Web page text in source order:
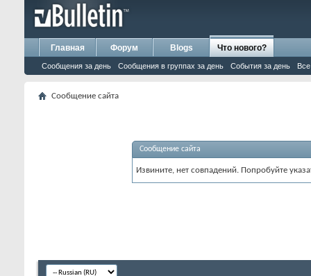
Главная Форум Blogs Что нового?
Сообщения за день Сообщения в группах за день События за день
Сообщение сайта
Сообщение сайта
Извините, нет совпадений. Попробуйте